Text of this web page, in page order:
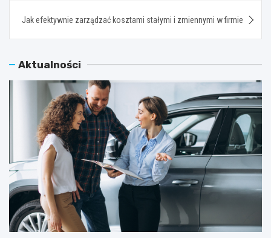
Jak efektywnie zarządzać kosztami stałymi i zmiennymi w firmie
Aktualności